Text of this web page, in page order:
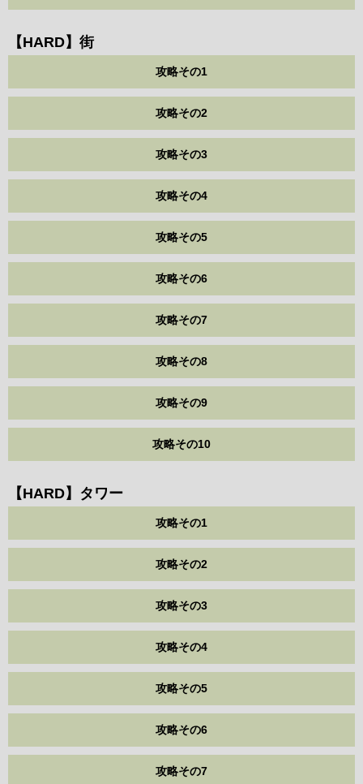
【HARD】街
攻略その1
攻略その2
攻略その3
攻略その4
攻略その5
攻略その6
攻略その7
攻略その8
攻略その9
攻略その10
【HARD】タワー
攻略その1
攻略その2
攻略その3
攻略その4
攻略その5
攻略その6
攻略その7